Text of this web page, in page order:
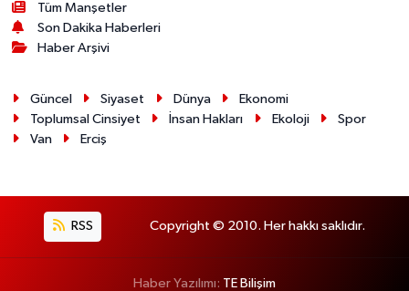
Tüm Manşetler
Son Dakika Haberleri
Haber Arşivi
Güncel Siyaset Dünya
Ekonomi
Toplumsal Cinsiyet
İnsan Hakları Ekoloji
Spor
Van
Erciş
RSS Copyright © 2010. Her hakkı saklıdır.
Haber Yazılımı: TE Bilişim